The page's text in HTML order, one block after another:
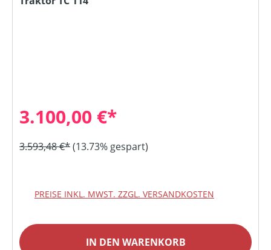
3.100,00 €*
3.593,48 €*(13.73% gespart)
PREISE INKL. MWST. ZZGL. VERSANDKOSTEN
IN DEN WARENKORB